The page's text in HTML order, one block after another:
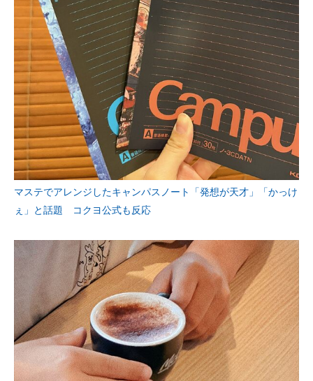
マステでアレンジしたキャンパスノート「発想が天才」「かっけ
ぇ」と話題 コクヨ公式も反応